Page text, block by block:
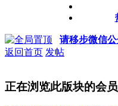
请移步微信
返回首页 发帖
正在浏览此版块的会员